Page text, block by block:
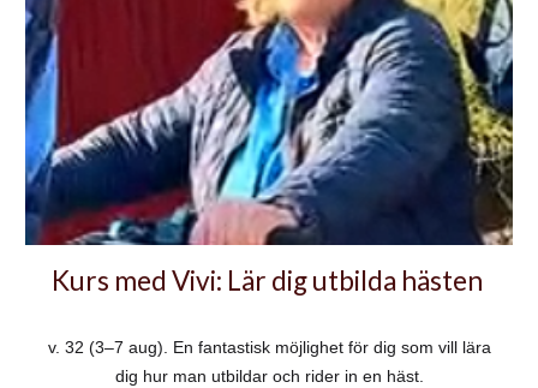
Kurs med Vivi: Lär dig utbilda hästen
v. 32 (3–7 aug). En fantastisk möjlighet för dig som vill lära
dig hur man utbildar och rider in en häst.